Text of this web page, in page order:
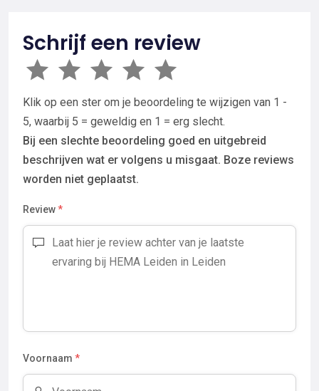
Schrijf een review
Klik op een ster om je beoordeling te wijzigen van 1 -
5, waarbij 5 = geweldig en 1 = erg slecht.
Bij een slechte beoordeling goed en uitgebreid
beschrijven wat er volgens u misgaat. Boze reviews
worden niet geplaatst.
Review*
Voornaam *